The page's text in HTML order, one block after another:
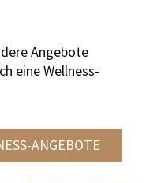
Angebote
eine Wellness-
ANGEBOTE